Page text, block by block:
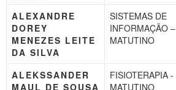
ALEXANDRE
DOREY
MENEZES LEITE
DA SILVA
SISTEMAS DE
INFORMAÇÃO –
MATUTINO
ALEKSSANDER
MAUL DE SOUSA
FISIOTERAPIA -
MATUTINO